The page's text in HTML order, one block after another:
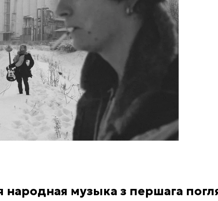
народная музыка з першага